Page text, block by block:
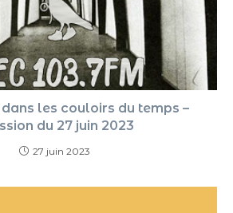
les couloirs du temps –
du 27 juin 2023
27 juin 2023